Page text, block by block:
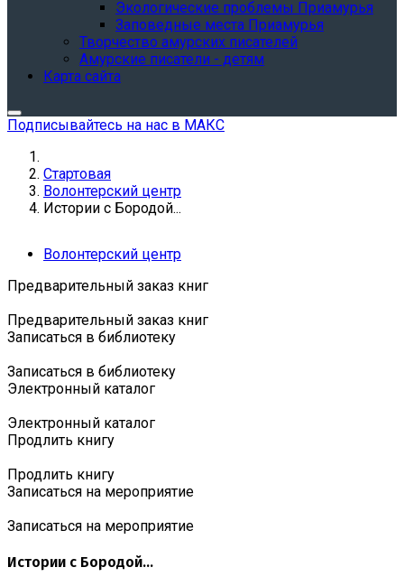
Экологические проблемы Приамурья
Заповедные места Приамурья
Творчество амурских писателей
Амурские писатели - детям
Карта сайта
Подписывайтесь на нас в МАКС
Стартовая
Волонтерский центр
Истории с Бородой...
Волонтерский центр
Предварительный заказ книг
Предварительный заказ книг
Записаться в библиотеку
Записаться в библиотеку
Электронный каталог
Электронный каталог
Продлить книгу
Продлить книгу
Записаться на мероприятие
Записаться на мероприятие
Истории с Бородой...